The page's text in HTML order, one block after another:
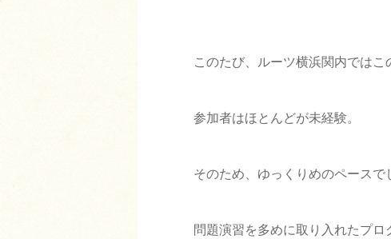
このたび、ルーツ横浜関内ではこ
参加者はほとんどが未経験。
そのため、ゆっくりめのペースで
問題演習を多めに取り入れたプ